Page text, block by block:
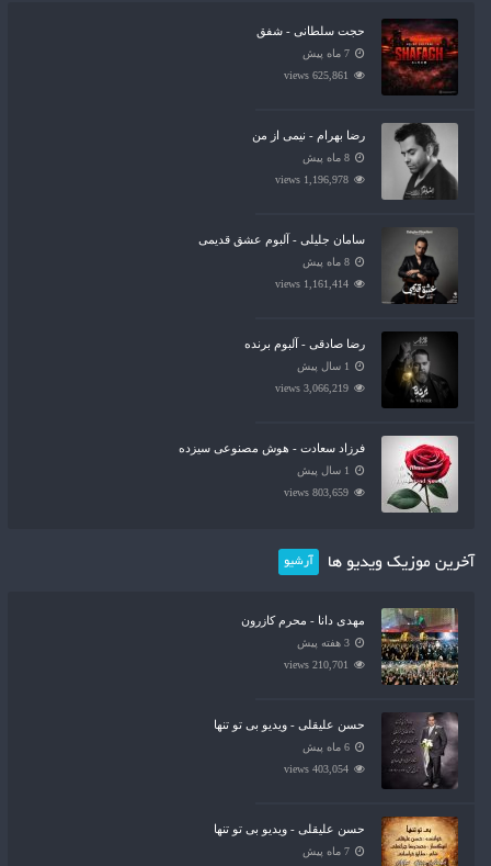
حجت سلطانی - شفق
7 ماه پیش
625,861 views
رضا بهرام - نیمی از من
8 ماه پیش
1,196,978 views
سامان جلیلی - آلبوم عشق قدیمی
8 ماه پیش
1,161,414 views
رضا صادقی - آلبوم برنده
1 سال پیش
3,066,219 views
فرزاد سعادت - هوش مصنوعی سیزده
1 سال پیش
803,659 views
آخرین موزیک ویدیو ها آرشیو
مهدی دانا - محرم کازرون
3 هفته پیش
210,701 views
حسن علیقلی - ویدیو بی تو تنها
6 ماه پیش
403,054 views
حسن علیقلی - ویدیو بی تو تنها
7 ماه پیش